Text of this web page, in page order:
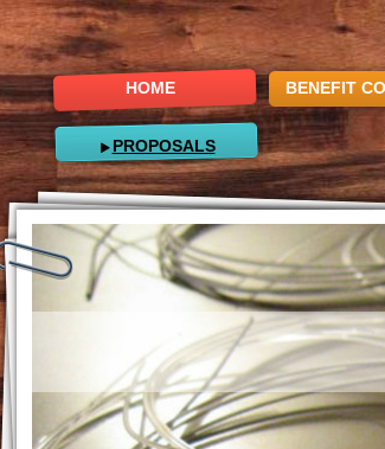
HOME BENEFIT
PROPOSALS